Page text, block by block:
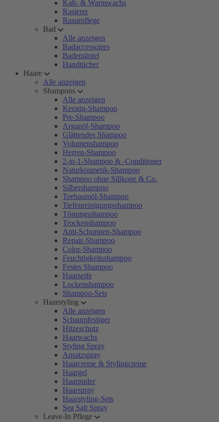
Kalt- & Warmwachs
Rasierer
Rasurpflege
Bad
Alle anzeigen
Badaccessoires
Bademäntel
Handtücher
Haare
Alle anzeigen
Shampoos
Alle anzeigen
Keratin-Shampoo
Pre-Shampoo
Arganöl-Shampoo
Glättendes Shampoo
Volumenshampoo
Herren-Shampoo
2-in-1-Shampoo & -Conditioner
Naturkosmetik-Shampoo
Shampoo ohne Silikone & Co.
Silbershampoo
Teebaumöl-Shampoo
Tiefenreinigungsshampoo
Tönungsshampoo
Trockenshampoo
Anti-Schuppen-Shampoo
Repair-Shampoo
Color-Shampoo
Feuchtigkeitsshampoo
Festes Shampoo
Haarseife
Lockenshampoo
Shampoo-Sets
Haarstyling
Alle anzeigen
Schaumfestiger
Hitzeschutz
Haarwachs
Styling Spray
Ansatzspray
Haarcreme & Stylingcreme
Haargel
Haarpuder
Haarspray
Haarstyling-Sets
Sea Salt Spray
Leave-In Pflege